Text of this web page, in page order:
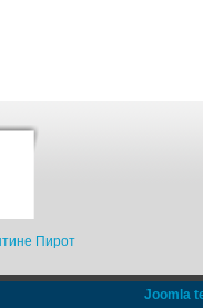
Пирот
Joomla